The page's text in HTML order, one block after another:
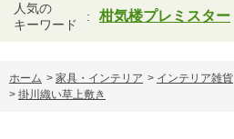
人気の
キーワード
柑気楼プレミスター
ホーム > 家具・インテリア > インテリア雑貨
> 掛川織い草上敷き